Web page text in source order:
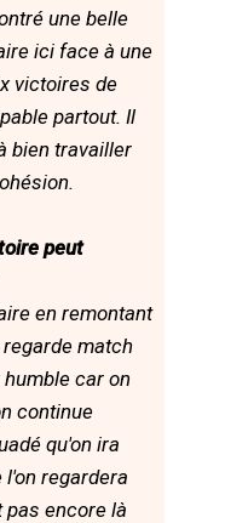
une belle
ici face à une
victoires de
partout. Il
bien travailler
peut
en remontant
match
car on
continue
qu'on ira
l'on regardera
pas encore là